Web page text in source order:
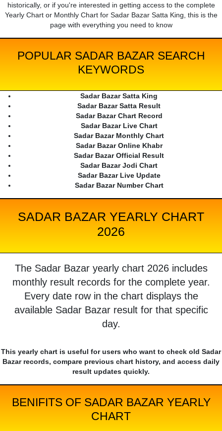
historically, or if you're interested in getting access to the complete
Yearly Chart or Monthly Chart for Sadar Bazar Satta King, this is the
page with everything you need to know
POPULAR SADAR BAZAR SEARCH
KEYWORDS
Sadar Bazar Satta King
Sadar Bazar Satta Result
Sadar Bazar Chart Record
Sadar Bazar Live Chart
Sadar Bazar Monthly Chart
Sadar Bazar Online Khabr
Sadar Bazar Official Result
Sadar Bazar Jodi Chart
Sadar Bazar Live Update
Sadar Bazar Number Chart
SADAR BAZAR YEARLY CHART
2026
The Sadar Bazar yearly chart 2026 includes
monthly result records for the complete year.
Every date row in the chart displays the
available Sadar Bazar result for that specific
day.
This yearly chart is useful for users who want to check old Sadar
Bazar records, compare previous chart history, and access daily
result updates quickly.
BENIFITS OF SADAR BAZAR YEARLY
CHART